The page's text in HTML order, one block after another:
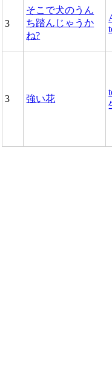
3
そこで犬のうん
ち踏んじゃうか
ね?
3 強い花